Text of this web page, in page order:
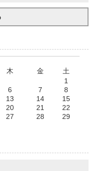
木 金
土
1
6 7
8
13 14
15
20 21
22
27 28
29